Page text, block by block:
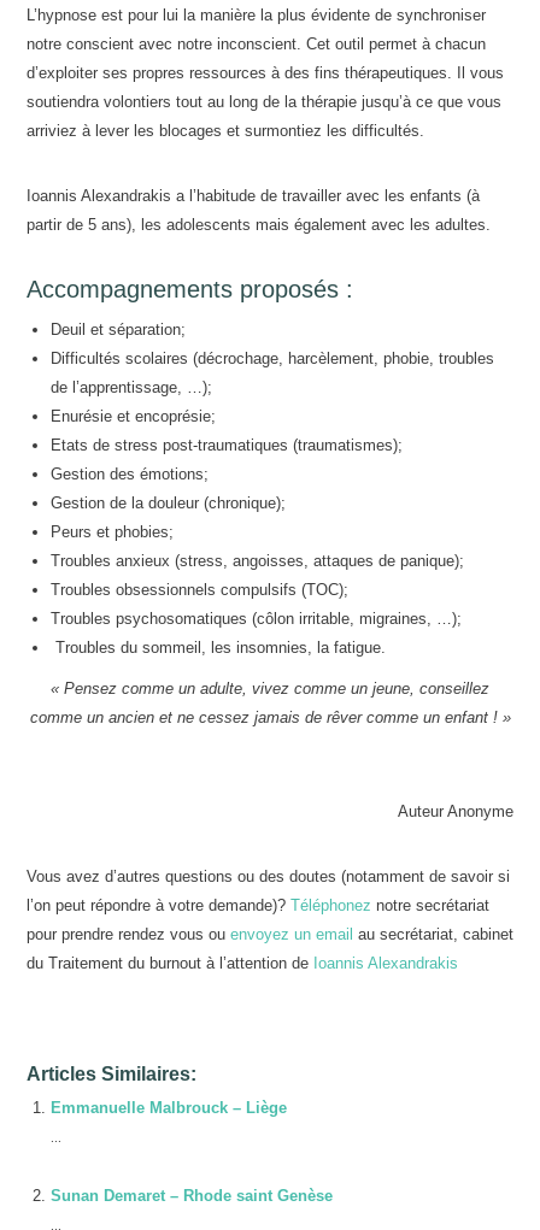
L’hypnose est pour lui la manière la plus évidente de synchroniser
notre conscient avec notre inconscient. Cet outil permet à chacun
d’exploiter ses propres ressources à des fins thérapeutiques. Il vous
soutiendra volontiers tout au long de la thérapie jusqu’à ce que vous
arriviez à lever les blocages et surmontiez les difficultés.
Ioannis Alexandrakis a l’habitude de travailler avec les enfants (à
partir de 5 ans), les adolescents mais également avec les adultes.
Accompagnements proposés :
Deuil et séparation;
Difficultés scolaires (décrochage, harcèlement, phobie, troubles
de l’apprentissage, …);
Enurésie et encoprésie;
Etats de stress post-traumatiques (traumatismes);
Gestion des émotions;
Gestion de la douleur (chronique);
Peurs et phobies;
Troubles anxieux (stress, angoisses, attaques de panique);
Troubles obsessionnels compulsifs (TOC);
Troubles psychosomatiques (côlon irritable, migraines, …);
Troubles du sommeil, les insomnies, la fatigue.
« Pensez comme un adulte, vivez comme un jeune, conseillez
comme un ancien et ne cessez jamais de rêver comme un enfant ! »
Auteur Anonyme
Vous avez d’autres questions ou des doutes (notamment de savoir si
l’on peut répondre à votre demande)? Téléphonez notre secrétariat
pour prendre rendez vous ou envoyez un email au secrétariat, cabinet
du Traitement du burnout à l’attention de Ioannis Alexandrakis
Articles Similaires:
Emmanuelle Malbrouck – Liège
Sunan Demaret – Rhode saint Genèse